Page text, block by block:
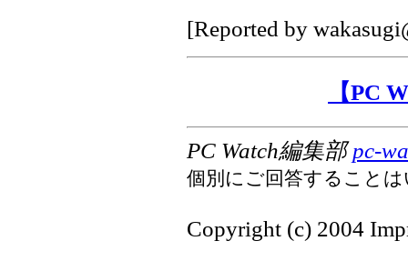
[Reported by
【PC
PC Watch編集部pc-
個別にご回答すること
Copyright (c) 2004